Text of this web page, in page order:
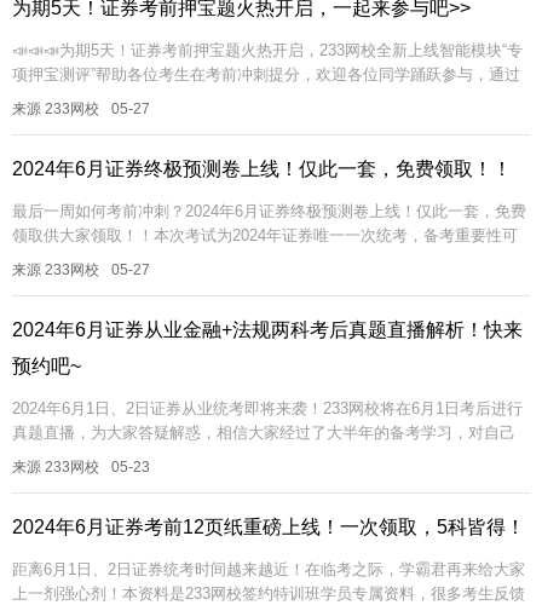
为期5天！证券考前押宝题火热开启，一起来参与吧>>
📣📣📣为期5天！证券考前押宝题火热开启，233网校全新上线智能模块“专
项押宝测评”帮助各位考生在考前冲刺提分，欢迎各位同学踊跃参与，通过
本次测评，预估一下自己通过的概率！提前做到心里有数！还不清...
来源 233网校 05-27
2024年6月证券终极预测卷上线！仅此一套，免费领取！！
最后一周如何考前冲刺？2024年6月证券终极预测卷上线！仅此一套，免费
领取供大家领取！！本次考试为2024年证券唯一一次统考，备考重要性可
想而知，错过只能等明年，因此我们在考前一定不要放过任何提升自己...
来源 233网校 05-27
2024年6月证券从业金融+法规两科考后真题直播解析！快来
预约吧~
2024年6月1日、2日证券从业统考即将来袭！233网校将在6月1日考后进行
真题直播，为大家答疑解惑，相信大家经过了大半年的备考学习，对自己
的实力都有了一个大概的了解！学霸君提前预祝大家在6月证券考试...
来源 233网校 05-23
2024年6月证券考前12页纸重磅上线！一次领取，5科皆得！
距离6月1日、2日证券统考时间越来越近！在临考之际，学霸君再来给大家
上一剂强心剂！本资料是233网校签约特训班学员专属资料，很多考生反馈